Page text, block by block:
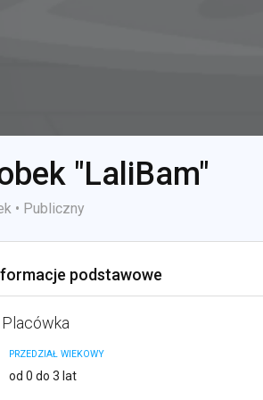
"LaliBam"
• Publiczny
podstawowe
Placówka
PRZEDZIAŁ WIEKOWY
od 0 do 3 lat